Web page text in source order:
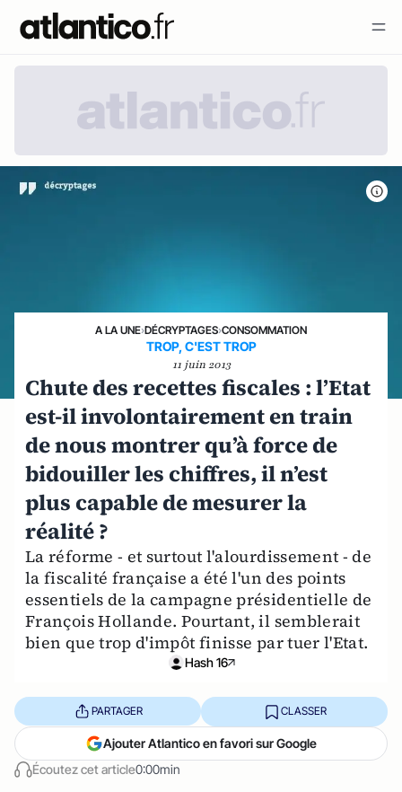
A LA UNE›DÉCRYPTAGES›CONSOMMATION
TROP, C'EST TROP
11 juin 2013
Chute des recettes fiscales : l’Etat
est-il involontairement en train
de nous montrer qu’à force de
bidouiller les chiffres, il n’est
plus capable de mesurer la
réalité ?
La réforme - et surtout l'alourdissement - de
la fiscalité française a été l'un des points
essentiels de la campagne présidentielle de
François Hollande. Pourtant, il semblerait
bien que trop d'impôt finisse par tuer l'Etat.
Hash 16
Écoutez cet article0:00min
PARTAGER CLASSER
Ajouter Atlantico en favori sur Google